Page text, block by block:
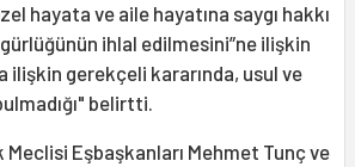
hayata ve aile hayatına saygı hakkı
ihlal edilmesini”ne ilişkin
ilişkin gerekçeli kararında, usul ve
belirtti.
Meclisi Eşbaşkanları Mehmet Tunç ve